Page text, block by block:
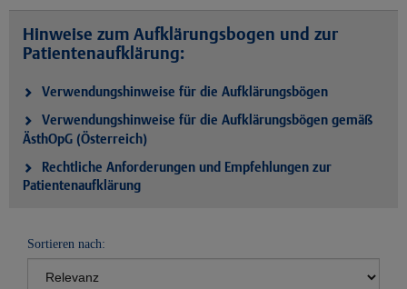
Hinweise zum Aufklärungsbogen und zur
Patientenaufklärung:
Verwendungshinweise für die Aufklärungsbögen
Verwendungshinweise für die Aufklärungsbögen gemäß
ÄsthOpG (Österreich)
Rechtliche Anforderungen und Empfehlungen zur
Patientenaufklärung
Sortieren nach: